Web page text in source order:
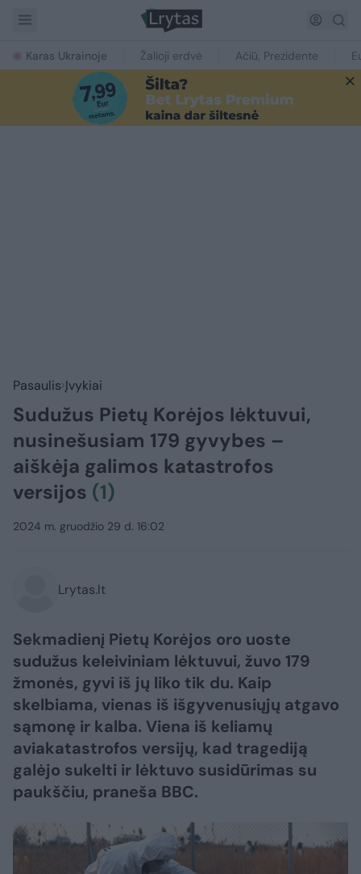
Karas Ukrainoje Žalioji erdvė Ačiū, Prezidente
Pasaulis Įvykiai
Sudužus Pietų Korėjos lėktuvui,
nusinešusiam 179 gyvybes –
aiškėja galimos katastrofos
versijos (1)
2024 m. gruodžio 29 d. 16:02
Lrytas.lt
Sekmadienį Pietų Korėjos oro uoste
sudužus keleiviniam lėktuvui, žuvo 179
žmonės, gyvi iš jų liko tik du. Kaip
skelbiama, vienas iš išgyvenusiųjų atgavo
sąmonę ir kalba. Viena iš keliamų
aviakatastrofos versijų, kad tragediją
galėjo sukelti ir lėktuvo susidūrimas su
paukščiu, praneša BBC.